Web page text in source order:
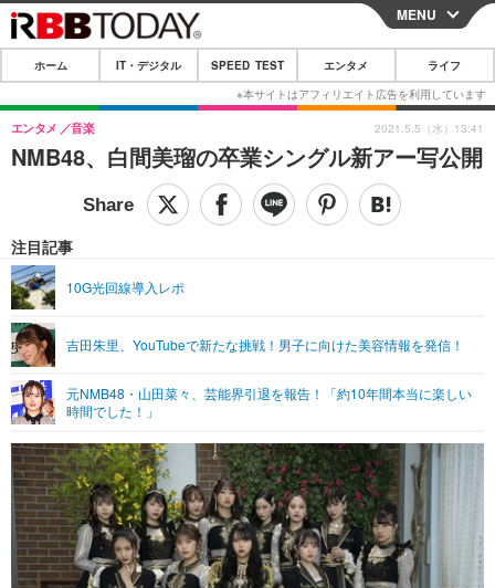
CLOSE
ホーム
IT・デジタル
IT・デジタルTOP スマートフォン
ネタ ガジェット・ツール
SPEED TEST
エンタメ
音楽 スポーツ
グラビア ブログ
ライフ
ペット ショッピング
その他
リリース一覧
プッシュ通知の停止方法
MENU
ホーム IT・デジタル SPEED TEST エンタメ ライフ
NMB48、白間美瑠の卒業シングル新アー写公開
エンタメ 音楽
注目記事
10G光回線導入レポ
吉田朱里、YouTubeで新たな挑戦！男子に向けた美容情報を発信！
元NMB48・山田菜々、芸能界引退を報告！「約10年間本当に楽しい
時間でした！」
2021.5.5（水）13:41